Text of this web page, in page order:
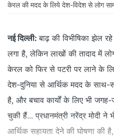
केरल की मदद के लिये देश-विदेश से लोग
नई दिल्ली: बाढ़ की विभीषिका झेल
लगा है, लेकिन लाखों की तादाद में
केरल को फिर से पटरी पर लाने के
देश-दुनिया से आर्थिक मदद के साथ-
है, और बचाव कार्यों के लिए भी
चुकी हैं... प्रधानमंत्री नरेंद्र मोदी
आर्थिक सहायता देने की घोषणा की